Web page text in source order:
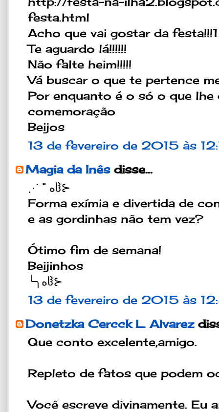
festa.html
Acho que vai gostar da festa!!!1
Te aguardo lá!!!!!!
Não falte heim!!!!!
Vá buscar o que te pertence
Por enquanto é o só o que lhe
comemoração
Beijos
13 de fevereiro de 2015 às
Magia da Inêsdisse...
⋰˚هჱ⊱
Forma exímia e divertida de
e as gordinhas não tem vez?
Ótimo fim de semana!
Beijinhos
╰╮هჱ⊱
13 de fevereiro de 2015 às
Donetzka Cercck L. Alvarez
Que conto excelente,amigo.
Repleto de fatos que podem
Você escreve divinamente. Eu